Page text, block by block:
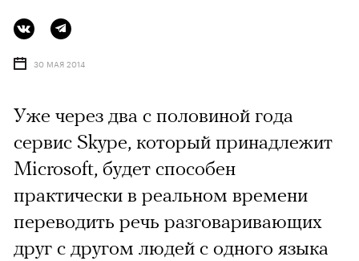
30 МАЯ 2014
Уже через два с половиной года
сервис Skype, который принадлежит
Microsoft, будет способен
практически в реальном времени
переводить речь разговаривающих
друг с другом людей с одного языка